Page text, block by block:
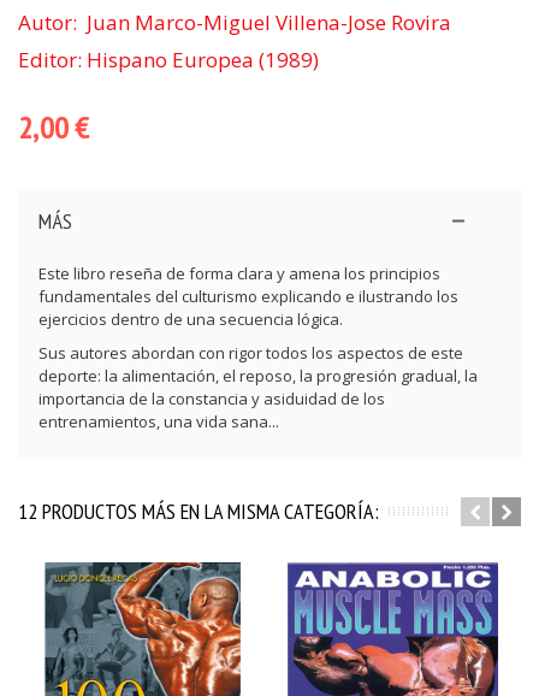
Autor: Juan Marco-Miguel Villena-Jose Rovira
Editor: Hispano Europea (1989)
2,00 €
MÁS
Este libro reseña de forma clara y amena los principios
fundamentales del culturismo explicando e ilustrando los
ejercicios dentro de una secuencia lógica.
Sus autores abordan con rigor todos los aspectos de este
deporte: la alimentación, el reposo, la progresión gradual, la
importancia de la constancia y asiduidad de los
entrenamientos, una vida sana...
12 PRODUCTOS MÁS EN LA MISMA CATEGORÍA: